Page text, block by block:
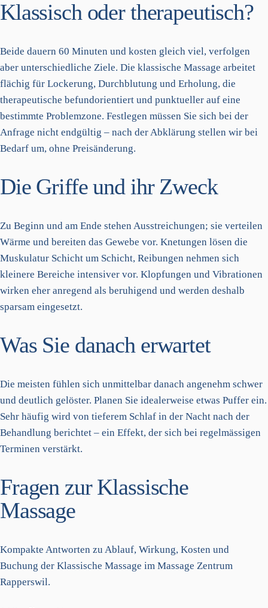
Klassisch oder therapeutisch?
Beide dauern 60 Minuten und kosten gleich viel, verfolgen
aber unterschiedliche Ziele. Die klassische Massage arbeitet
flächig für Lockerung, Durchblutung und Erholung, die
therapeutische befundorientiert und punktueller auf eine
bestimmte Problemzone. Festlegen müssen Sie sich bei der
Anfrage nicht endgültig – nach der Abklärung stellen wir bei
Bedarf um, ohne Preisänderung.
Die Griffe und ihr Zweck
Zu Beginn und am Ende stehen Ausstreichungen; sie verteilen
Wärme und bereiten das Gewebe vor. Knetungen lösen die
Muskulatur Schicht um Schicht, Reibungen nehmen sich
kleinere Bereiche intensiver vor. Klopfungen und Vibrationen
wirken eher anregend als beruhigend und werden deshalb
sparsam eingesetzt.
Was Sie danach erwartet
Die meisten fühlen sich unmittelbar danach angenehm schwer
und deutlich gelöster. Planen Sie idealerweise etwas Puffer ein.
Sehr häufig wird von tieferem Schlaf in der Nacht nach der
Behandlung berichtet – ein Effekt, der sich bei regelmässigen
Terminen verstärkt.
Fragen zur Klassische
Massage
Kompakte Antworten zu Ablauf, Wirkung, Kosten und
Buchung der Klassische Massage im Massage Zentrum
Rapperswil.